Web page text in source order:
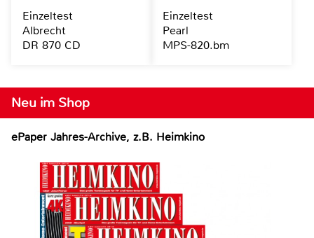
Neu im Shop
ePaper Jahres-Archive, z.B. Heimkino
Einzeltest
Albrecht
DR 870 CD
Einzeltest
Pearl
MPS-820.bm